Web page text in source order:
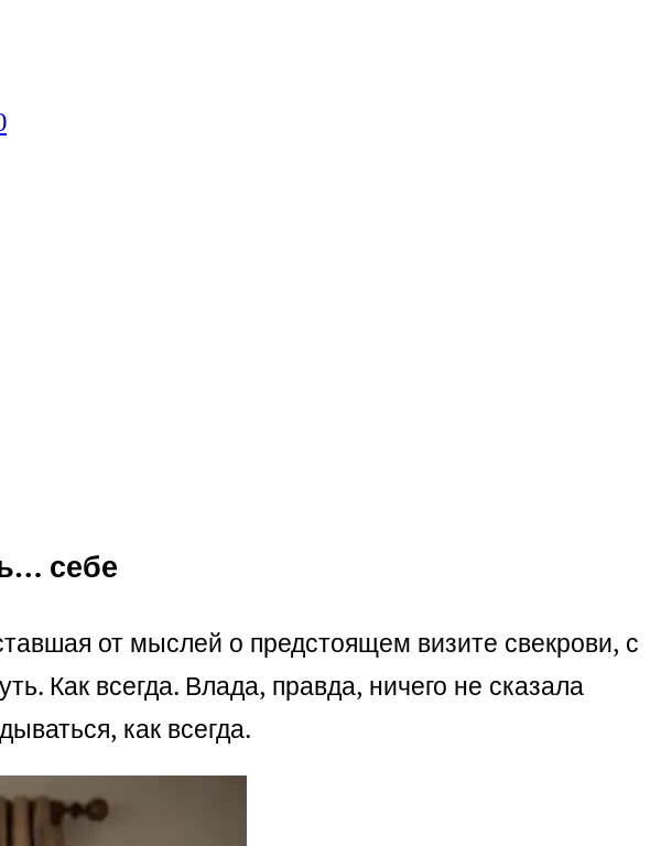
себе
от мыслей о предстоящем визите свекрови, с
Как всегда. Влада, правда, ничего не сказала
как всегда.